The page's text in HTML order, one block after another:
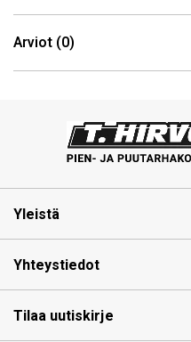
Arviot (0)
Yleistä
Yhteystiedot
Tilaa uutiskirje